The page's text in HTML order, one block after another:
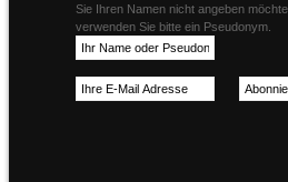
Sie Ihren Namen nicht angeben
verwenden Sie bitte ein Pseudonym.